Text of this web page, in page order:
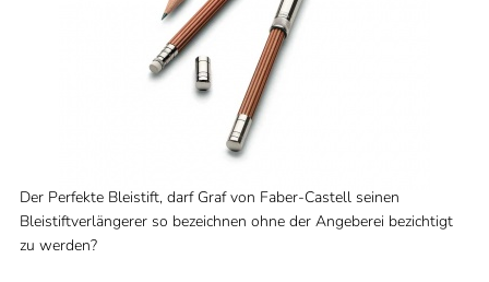
Der Perfekte Bleistift, darf Graf von Faber-Castell seinen
Bleistiftverlängerer so bezeichnen ohne der Angeberei bezichtigt
zu werden?